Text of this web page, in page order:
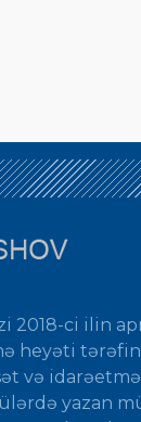
2018-ci ilin
heyəti
və idarəetmə
yazan